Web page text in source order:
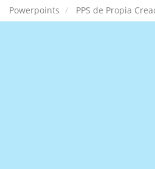
Powerpoints PPS de Propia